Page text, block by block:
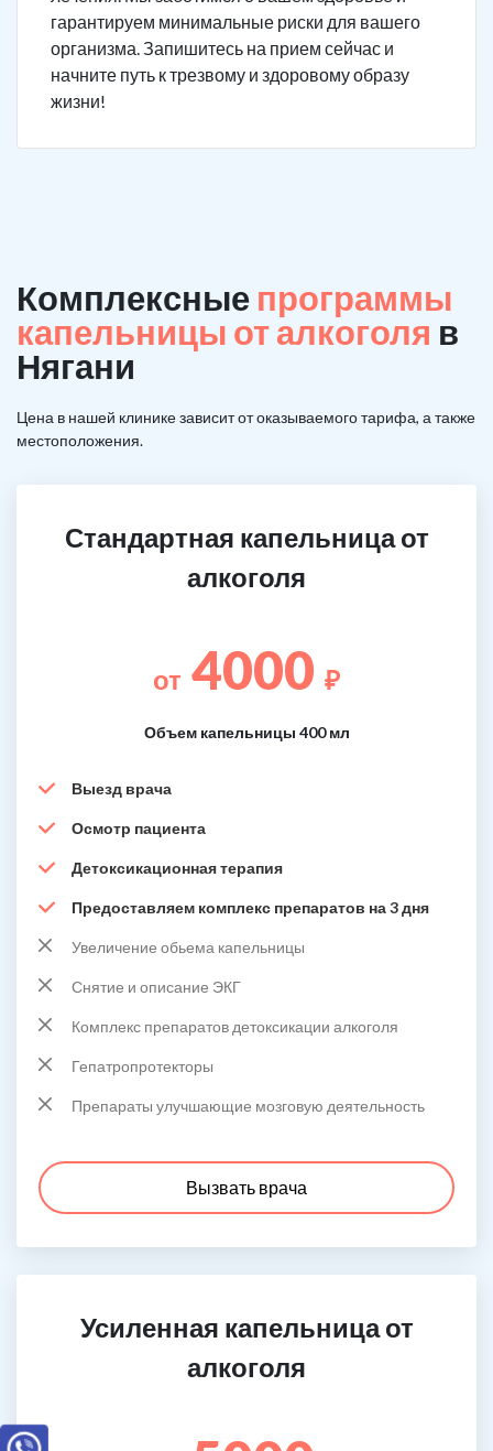
гарантируем минимальные риски для вашего
организма. Запишитесь на прием сейчас и
начните путь к трезвому и здоровому образу
жизни!
Комплексные программы
капельницы от алкоголя в
Нягани
Цена в нашей клинике зависит от оказываемого тарифа, а также
местоположения.
Стандартная капельница от
алкоголя
от 4000 ₽
Объем капельницы 400 мл
Выезд врача
Осмотр пациента
Детоксикационная терапия
Предоставляем комплекс препаратов на 3 дня
Увеличение обьема капельницы
Снятие и описание ЭКГ
Комплекс препаратов детоксикации алкоголя
Гепатропротекторы
Препараты улучшающие мозговую деятельность
Вызвать врача
Усиленная капельница от
алкоголя